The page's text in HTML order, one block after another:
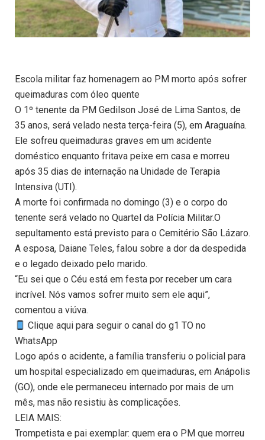
Escola militar faz homenagem ao PM morto após sofrer
queimaduras com óleo quente
O 1º tenente da PM Gedilson José de Lima Santos, de
35 anos, será velado nesta terça-feira (5), em Araguaína.
Ele sofreu queimaduras graves em um acidente
doméstico enquanto fritava peixe em casa e morreu
após 35 dias de internação na Unidade de Terapia
Intensiva (UTI).
A morte foi confirmada no domingo (3) e o corpo do
tenente será velado no Quartel da Polícia Militar.O
sepultamento está previsto para o Cemitério São Lázaro.
A esposa, Daiane Teles, falou sobre a dor da despedida
e o legado deixado pelo marido.
“Eu sei que o Céu está em festa por receber um cara
incrível. Nós vamos sofrer muito sem ele aqui”,
comentou a viúva.
Clique aqui para seguir o canal do g1 TO no
WhatsApp
Logo após o acidente, a família transferiu o policial para
um hospital especializado em queimaduras, em Anápolis
(GO), onde ele permaneceu internado por mais de um
mês, mas não resistiu às complicações.
LEIA MAIS:
Trompetista e pai exemplar: quem era o PM que morreu